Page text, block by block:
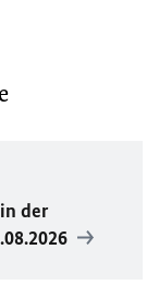
der